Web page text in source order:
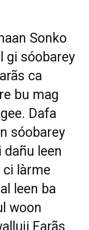
Sonko
gi sóobarey
ca
bu mag
Dafa
sóobarey
dañu leen
ci làrme
leen ba
woon
Farãs